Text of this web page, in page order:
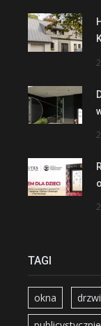
TAGI
okna drzwi